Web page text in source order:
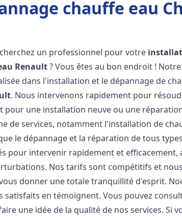
chauffe eau
un professionnel pour votre
Renault? Vous êtes au bon endroit !
dans l'installation et le dépannage de
. Nous intervenons rapidement pour
pour une installation neuve ou une
de services, notamment l'installation de
le dépannage et la réparation de tous
pour intervenir rapidement et efficacement,
Nos tarifs sont compétitifs et
donner une totale tranquillité d'esprit.
satisfaits en témoignent. Vous pouvez
une idée de la qualité de nos services. Si